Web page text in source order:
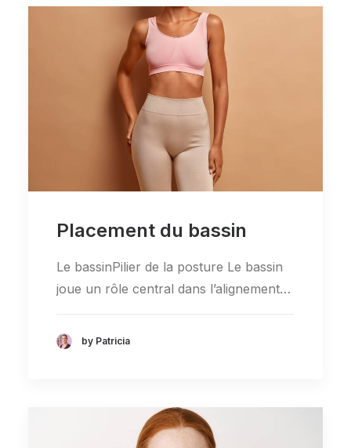
Placement du bassin
Le bassinPilier de la posture Le bassin
joue un rôle central dans l’alignement…
by Patricia